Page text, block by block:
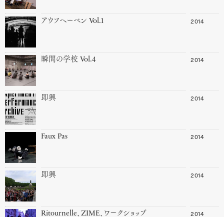
アウフヘーベン Vol.1 2014
瞬間の学校 Vol.4 2014
即興 2014
Faux Pas 2014
即興 2014
Ritournelle、ZIME、ワークショップ 2014